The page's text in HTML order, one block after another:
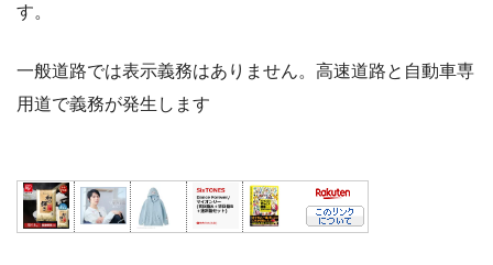
す。
一般道路では表示義務はありません。高速道路と自動車専
用道で義務が発生します